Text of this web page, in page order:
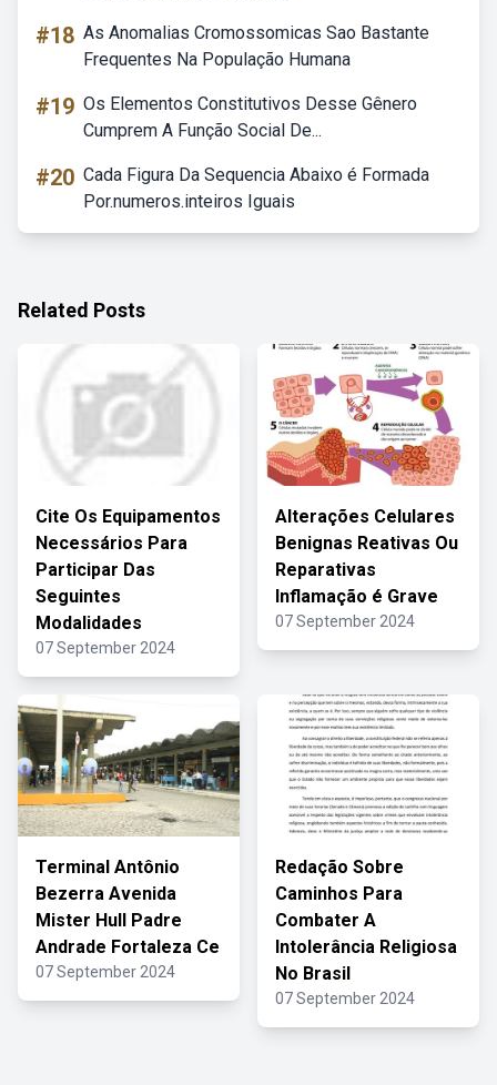
#18 As Anomalias Cromossomicas Sao Bastante
Frequentes Na População Humana
#19 Os Elementos Constitutivos Desse Gênero
Cumprem A Função Social De...
#20 Cada Figura Da Sequencia Abaixo é Formada
Por.numeros.inteiros Iguais
Related Posts
Cite Os Equipamentos
Necessários Para
Participar Das
Seguintes
Modalidades
07 September 2024
Alterações Celulares
Benignas Reativas Ou
Reparativas
Inflamação é Grave
07 September 2024
Terminal Antônio
Bezerra Avenida
Mister Hull Padre
Andrade Fortaleza Ce
07 September 2024
Redação Sobre
Caminhos Para
Combater A
Intolerância Religiosa
No Brasil
07 September 2024